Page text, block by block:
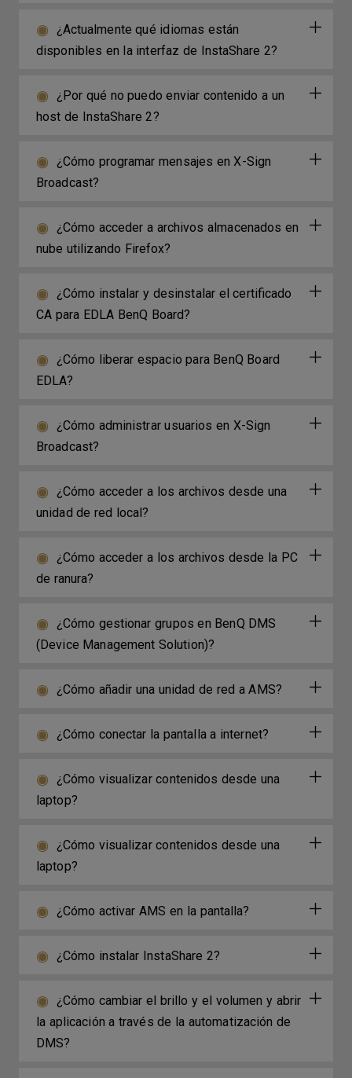
¿Actualmente qué idiomas están
disponibles en la interfaz de InstaShare 2?
¿Por qué no puedo enviar contenido a un
host de InstaShare 2?
¿Cómo programar mensajes en X-Sign
Broadcast?
¿Cómo acceder a archivos almacenados en
nube utilizando Firefox?
¿Cómo instalar y desinstalar el certificado
CA para EDLA BenQ Board?
¿Cómo liberar espacio para BenQ Board
EDLA?
¿Cómo administrar usuarios en X-Sign
Broadcast?
¿Cómo acceder a los archivos desde una
unidad de red local?
¿Cómo acceder a los archivos desde la PC
de ranura?
¿Cómo gestionar grupos en BenQ DMS
(Device Management Solution)?
¿Cómo añadir una unidad de red a AMS?
¿Cómo conectar la pantalla a internet?
¿Cómo visualizar contenidos desde una
laptop?
¿Cómo visualizar contenidos desde una
laptop?
¿Cómo activar AMS en la pantalla?
¿Cómo instalar InstaShare 2?
¿Cómo cambiar el brillo y el volumen y abrir
la aplicación a través de la automatización de
DMS?